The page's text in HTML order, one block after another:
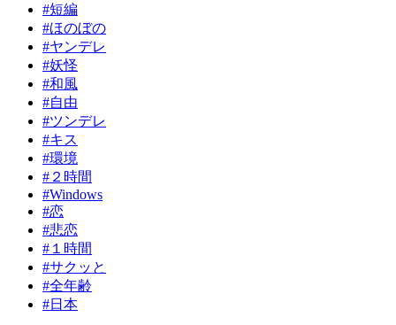
#短編
#ほのぼの
#ヤンデレ
#妖怪
#和風
#自由
#ツンデレ
#キス
#環境
#２時間
#Windows
#恋
#悲恋
#１時間
#サクッと
#全年齢
#日本